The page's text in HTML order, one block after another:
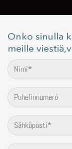
Onko sinulla
meille